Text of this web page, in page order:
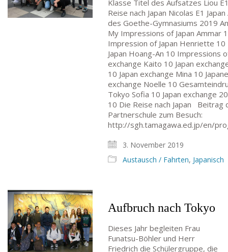
Klasse Titel des Aufsatzes Liou
Reise nach Japan Nicolas E1
des Goethe-Gymnasiums 2019
My Impressions of Japan Ammar
Impression of Japan Henriette
Japan Hoang-An 10 Impressions
exchange Kaito 10 Japan
10 Japan exchange Mina 10
exchange Noelle 10
Tokyo Sofia 10 Japan exchange
10 Die Reise nach Japan Beitrag
Partnerschule zum Besuch:
http://sgh.tamagawa.ed.jp/en/
3. November 2019
Austausch / Fahrten, Japanisch
Aufbruch nach Tokyo
Dieses Jahr begleiten Frau
Funatsu-Böhler und Herr
Friedrich die Schülergruppe, die